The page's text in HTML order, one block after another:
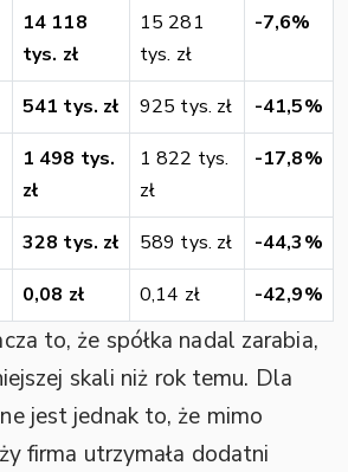
14 118
tys. zł
15 281
tys. zł
-7,6%
541 tys. zł 925 tys. zł
-41,5%
1 498 tys.
zł
1 822 tys.
zł
-17,8%
328 tys. zł 589 tys. zł
-44,3%
0,08 zł 0,14 zł -42,9%
to, że spółka nadal zarabia,
skali niż rok temu. Dla
jest jednak to, że mimo
firma utrzymała dodatni